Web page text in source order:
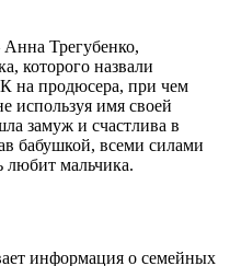
Трегубенко,
которого назвали
на продюсера, при чем
используя имя своей
замуж и счастлива в
бабушкой, всеми силами
любит мальчика.
информация о семейных